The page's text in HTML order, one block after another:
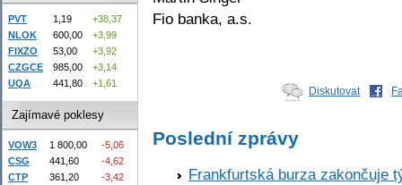
Fio banka, a.s.
Diskutovat
Poslední zprávy
Frankfurtská burza zakončuje
PVT 1,19
+38,37
NLOK
600,00
+3,99
FIXZO
53,00
+3,92
CZGCE
985,00
+3,14
UQA
441,80 +1,61
Zajímavé poklesy
VOW3 1 800,00
-5,06
CSG
441,60
-4,62
CTP
361,20
-3,42